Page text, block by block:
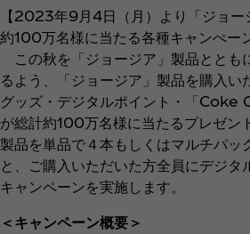
【2023年9月4日（月）より「ジョー
約100万名様に当たる各種キャンぺー
この秋を「ジョージア」製品ととも
るよう、「ジョージア」製品を購入い
グッズ・デジタルポイント・「Coke
が総計約100万名様に当たるプレゼン
製品を単品で４本もしくはマルチパッ
と、ご購入いただいた方全員にデジタ
キャンペーンを実施します。
＜キャンペーン概要＞